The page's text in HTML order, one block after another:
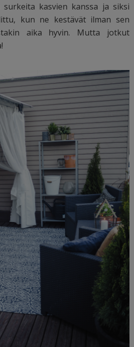
kasvien kanssa ja siksi
kun ne kestävät ilman sen
aika hyvin. Mutta jotkut